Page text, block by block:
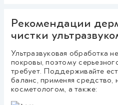
Рекомендации
чистки
Ультразвуковая обработка
покровы, поэтому
требует. Поддерживайте
баланс, применяя средство,
косметологом, а также: